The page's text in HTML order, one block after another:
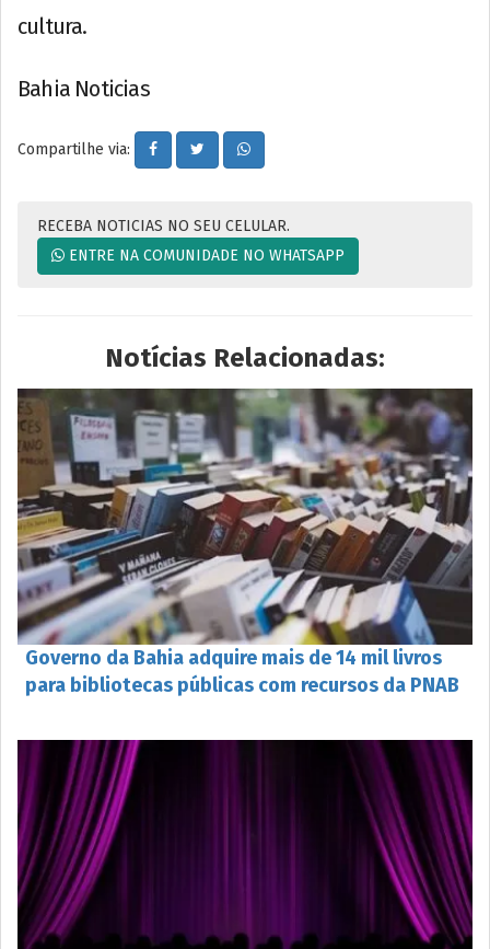
cultura.
Bahia Noticias
Compartilhe via:
RECEBA NOTICIAS NO SEU CELULAR.
ENTRE NA COMUNIDADE NO WHATSAPP
Notícias Relacionadas:
Governo da Bahia adquire mais de 14 mil livros
para bibliotecas públicas com recursos da PNAB